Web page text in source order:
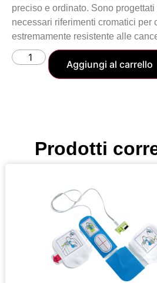
preciso e ordinato. Sono
necessari riferimenti cromatici per
estremamente resistente alle
Aggiungi al carrello
Prodotti